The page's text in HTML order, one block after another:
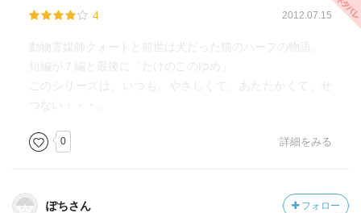
4 2012.07.15
動物霊媒師クォートと前世は犬だった猫のハーフの物語。
短編が７編と最後に「たけのこのゆめ」
このシリーズは、いつも、やさしくて、あたたかくて、せ
つない・・・。
0 詳細をみる
ぽちさん フォロー